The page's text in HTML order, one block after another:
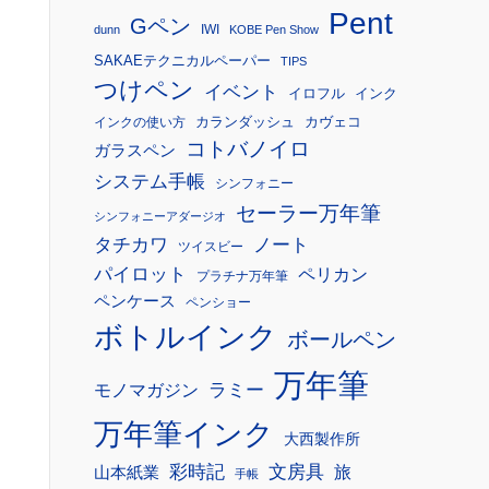
dunn Gペン IWI KOBE Pen Show Pent
SAKAEテクニカルペーパー TIPS
つけペン イベント イロフル インク
インクの使い方 カランダッシュ カヴェコ
ガラスペン コトバノイロ
システム手帳 シンフォニー
シンフォニーアダージオ セーラー万年筆
タチカワ ツイスビー
ノート
パイロット
プラチナ万年筆 ペリカン
ペンケース ペンショー
ボトルインク ボールペン
モノマガジン ラミー 万年筆
万年筆インク
大西製作所
山本紙業
彩時記 手帳 文房具 旅